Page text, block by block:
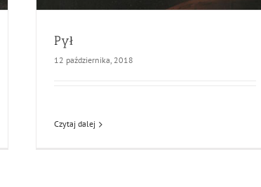
Pył
12 października, 2018
Czytaj dalej